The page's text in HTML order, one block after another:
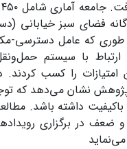
فضای سبز خیابانی
89/0 به ترتیب بالاترین
نشان می‌دهد که
داشته باشد.
در برگزاری